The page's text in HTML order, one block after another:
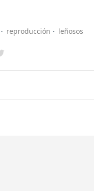
reproducción leñosos